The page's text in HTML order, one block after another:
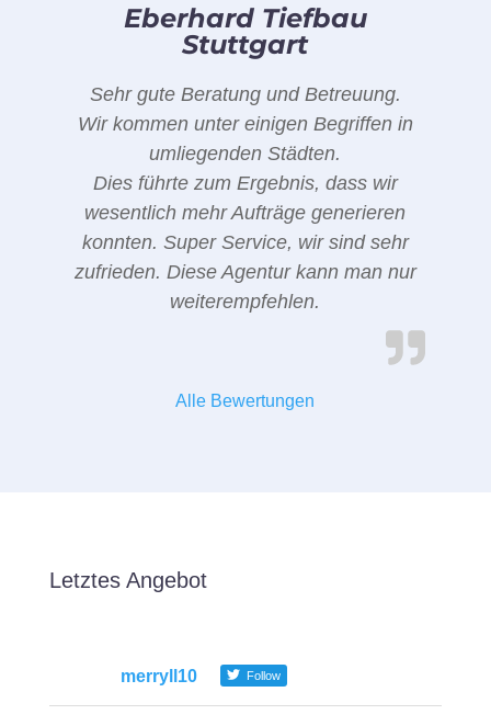
Eberhard Tiefbau
Stuttgart
Sehr gute Beratung und Betreuung.
Wir kommen unter einigen Begriffen in
umliegenden Städten.
Dies führte zum Ergebnis, dass wir
wesentlich mehr Aufträge generieren
konnten. Super Service, wir sind sehr
zufrieden. Diese Agentur kann man nur
weiterempfehlen.
Alle Bewertungen
Letztes Angebot
merryll10 Follow